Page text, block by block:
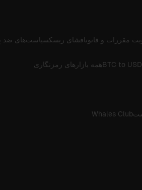
مقررات و قانونافشای ریسکسیاست‌های ضد
BTC toهمه بازارهای رمزنگاری
Whales Club